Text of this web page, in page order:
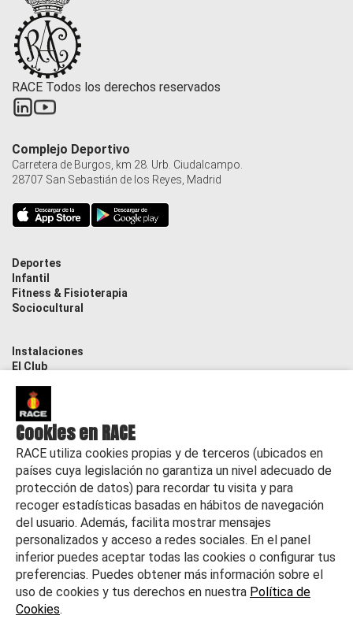
Cookies en RACE
RACE utiliza cookies propias y de terceros (ubicados en
países cuya legislación no garantiza un nivel adecuado de
protección de datos) para recordar tu visita y para
recoger estadísticas basadas en hábitos de navegación
del usuario. Además, facilita mostrar mensajes
personalizados y acceso a redes sociales. En el panel
inferior puedes aceptar todas las cookies o configurar tus
preferencias. Puedes obtener más información sobre el
uso de cookies y tus derechos en nuestra Política de
Cookies.
RACE Todos los derechos reservados
Deportes
Infantil
Fitness & Fisioterapia
Sociocultural
Instalaciones
El Club
Actualidad
Complejo Deportivo
Carretera de Burgos, km 28. Urb. Ciudalcampo.
28707 San Sebastián de los Reyes, Madrid
©2026 RACE Todos los derechos reservados